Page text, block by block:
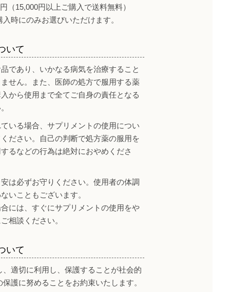
（15,000円以上ご購入で送料無料）
時にのみお選びいただけます。
いて
であり、いかなる病気を治療すること
せん。また、医師の処方で服用する薬
から使用まで全てご自身の責任となる
いる場合、サプリメントの使用につい
ださい。自己の判断で処方薬の服用を
るなどの行為は絶対におやめくださ
は必ずお守りください。使用者の体調
いこともございます。
には、すぐにサプリメントの使用をや
相談ください。
いて
適切に利用し、保護することが社会的
護に努めることをお約束いたします。